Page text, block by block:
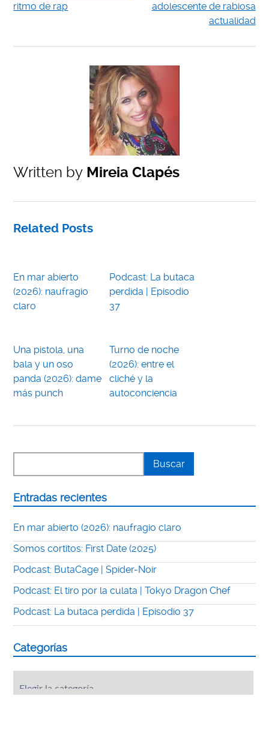
ritmo de rap
adolescente de rabiosa
actualidad
Written by Mireia Clapés
Related Posts
En mar abierto
(2026): naufragio
claro
Podcast: La butaca
perdida | Episodio
37
Una pistola, una
bala y un oso
panda (2026): dame
más punch
Turno de noche
(2026): entre el
cliché y la
autoconciencia
Entradas recientes
En mar abierto (2026): naufragio claro
Somos cortitos: First Date (2025)
Podcast: ButaCage | Spider-Noir
Podcast: El tiro por la culata | Tokyo Dragon Chef
Podcast: La butaca perdida | Episodio 37
Categorías